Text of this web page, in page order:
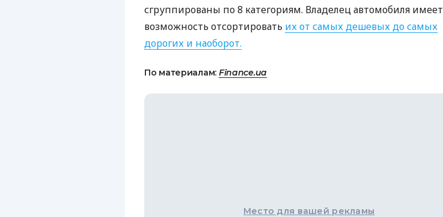
сгруппированы по 8 категориям. Владелец автомобиля имеет
возможность отсортировать их от самых дешевых до самых
дорогих и наоборот.
По материалам: Finance.ua
Место для вашей рекламы